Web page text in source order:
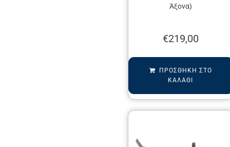
Άξονα)
€219,00
ΠΡΟΣΘΉΚΗ ΣΤΟ
ΚΑΛΆΘΙ